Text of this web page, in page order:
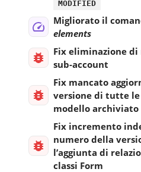
MODIFIED
Migliorato il
elements
Fix eliminazione
sub-account
Fix mancato
versione di tutte
modello archiviato
Fix incremento
numero della
l’aggiunta di
classi Form